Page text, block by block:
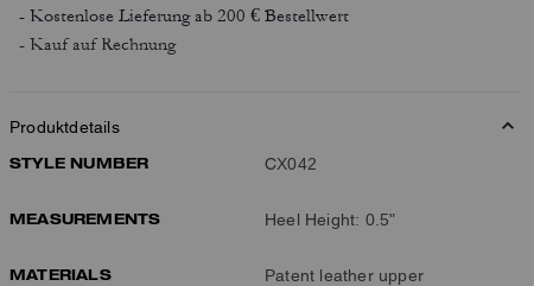
- Kostenlose Lieferung ab 200 € Bestellwert
- Kauf auf Rechnung
Produktdetails
STYLE NUMBER
CX042
MEASUREMENTS Heel Height: 0.5"
MATERIALS
Patent leather upper